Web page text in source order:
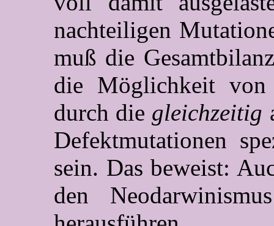
nachteiligen
muß die
die Möglichkeit von
durch die gleichzeitig
Defektmutationen
sein. Das beweist:
den